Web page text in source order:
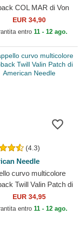
COL MAR di Von
EUR 34,90
entro 11 - 12 ago.
(4.3)
Needle
curvo multicolore
Twill Valin Patch di
Needle
EUR 34,95
entro 11 - 12 ago.